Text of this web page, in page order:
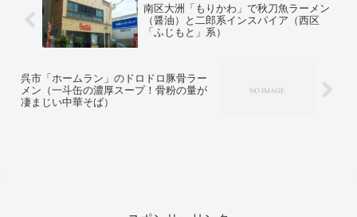
南区大洲「もりかわ」で秋刀魚ラーメン
（醤油）と二郎系インスパイア（西区
「ふじもと」系）
呉市「ホームラン」のドロドロ豚骨ラー
メン（一斗缶の濃厚スープ！骨粉の量が
凄まじい中華そば）